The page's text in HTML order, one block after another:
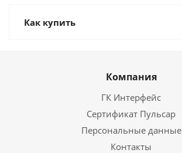
Как купить
Компания
ГК Интерфейс
Сертификат Пульсар
Персональные данные
Контакты